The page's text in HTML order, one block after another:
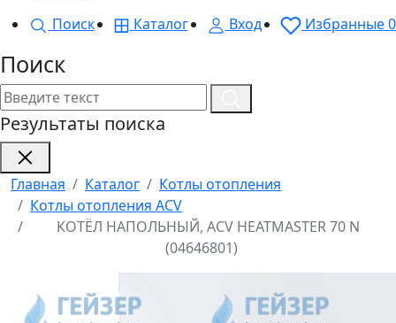
Поиск
Каталог Вход Избранные0
Поиск
Результаты поиска
Главная Каталог
Котлы отопления
Котлы отопления ACV
КОТЁЛ НАПОЛЬНЫЙ, ACV HEATMASTER 70 N
(04646801)